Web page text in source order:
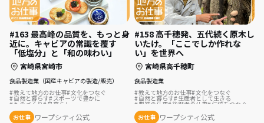
#163 最高峰の品質を、もっと身
近に。キャビアの常識を覆す
「低塩分」と「和の味わい」
宮崎県宮崎市
食品製造業（国産キャビアの製造/販売）
教えて地方のお仕事 文化をつなぐ
自然と暮らす スポーツで豊かに
ものづくり 島暮らし
サーフィンのある暮らし
お仕事 ワープシティ公式
#158 高千穂発、五代続く原木し
いたけ。「ここでしか作れな
い」を世界へ
宮崎県高千穂町
食品製造業
教えて地方のお仕事 文化をつなぐ
自然と暮らす 生産者として生きる
農業の仕事 後継者の仕事 伝統をつなぐ
集落で暮らす
お仕事 ワープシティ公式